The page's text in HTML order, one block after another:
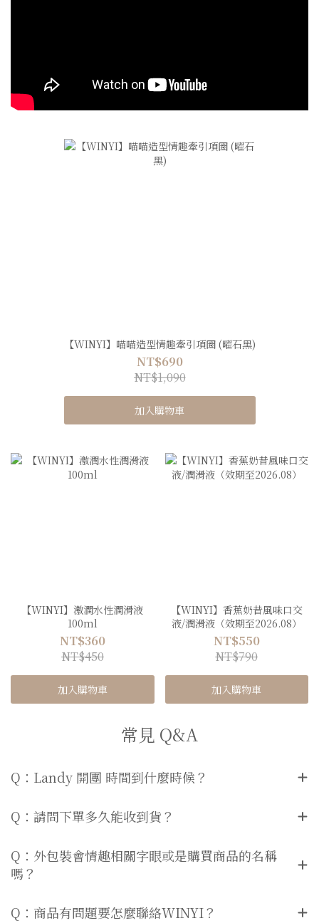
【WINYI】喵喵造型情趣牽引項圈 (曜石黑)
NT$690
NT$1,090
加入購物車
【WINYI】激潤水性潤滑液
100ml
NT$360
NT$450
加入購物車
【WINYI】香蕉奶昔風味口交
液/潤滑液（效期至2026.08）
NT$550
NT$790
加入購物車
常見 Q&A
Q：Landy 開團 時間到什麼時候？
Q：請問下單多久能收到貨？
Q：外包裝會情趣相關字眼或是購買商品的名稱
嗎？
Q：商品有問題要怎麼聯絡WINYI？